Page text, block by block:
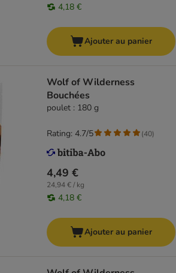
4,18 €
Ajouter au panier
Wolf of Wilderness
Bouchées
poulet : 180 g
4,49 €
24,94 € / kg
4,18 €
Rating: 4.7/5 (40)
Ajouter au panier